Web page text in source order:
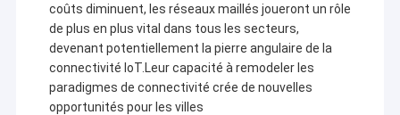
coûts diminuent, les réseaux maillés joueront un rôle
de plus en plus vital dans tous les secteurs,
devenant potentiellement la pierre angulaire de la
connectivité IoT.Leur capacité à remodeler les
paradigmes de connectivité crée de nouvelles
opportunités pour les villes